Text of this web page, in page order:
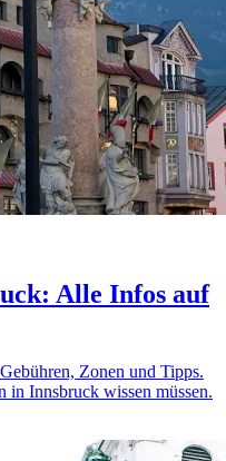
Alle Infos auf
Zonen und Tipps.
in Innsbruck wissen müssen.